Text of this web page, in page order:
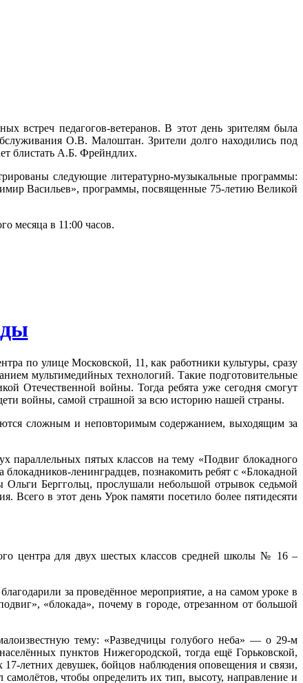
встреч педагогов-ветеранов. В этот день зрителям была
О.В. Малоштан. Зрители долго находились под
блистать А.Б. Фрейндлих.
следующие литературно-музыкальные программы:
Васильев», программы, посвященные 75-летию Великой
месяца в 11:00 часов.
по улице Московской, 11, как работники культуры, сразу
мультимедийных технологий. Такие подготовительные
Отечественной войны. Тогда ребята уже сегодня смогут
войны, самой страшной за всю историю нашей страны.
сложным и неповторимым содержанием, выходящим за
параллельных пятых классов на тему «Подвиг блокадного
ленинградцев, познакомить ребят с «Блокадной
Берггольц, прослушали небольшой отрывок седьмой
в этот день Урок памяти посетило более пятидесяти
центра для двух шестых классов средней школы № 16 –
за проведённое мероприятие, а на самом уроке в
«блокада», почему в городе, отрезанном от большой
тему: «Разведчицы голубого неба» — о 29-м
пунктов Нижегородской, тогда ещё Горьковской,
летних девушек, бойцов наблюдения оповещения и связи,
чтобы определить их тип, высоту, направление и